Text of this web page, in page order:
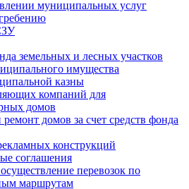
муниципальных услуг
земельных и лесных участков
имущества
казны
компаний для
домов
домов за счет средств фонда
конструкций
соглашения
перевозок по
маршрутам